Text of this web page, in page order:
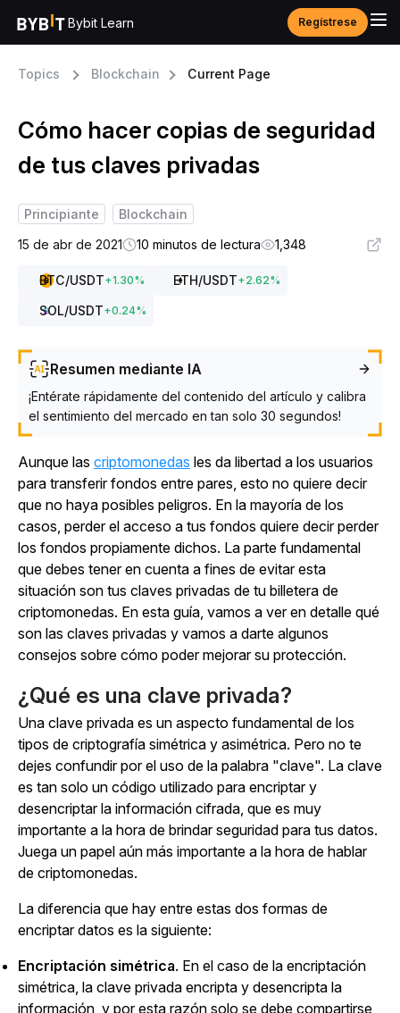
Bybit Learn Regístrese
Topics Blockchain Current Page
Cómo hacer copias de seguridad
de tus claves privadas
Principiante
Blockchain
15 de abr de 2021
10 minutos de lectura 1,348
BTC/USDT+1.30% ETH/USDT+2.62%
SOL/USDT+0.24%
Resumen mediante IA
¡Entérate rápidamente del contenido del artículo y calibra
el sentimiento del mercado en tan solo 30 segundos!
Aunque las criptomonedas les da libertad a los usuarios
para transferir fondos entre pares, esto no quiere decir
que no haya posibles peligros. En la mayoría de los
casos, perder el acceso a tus fondos quiere decir perder
los fondos propiamente dichos. La parte fundamental
que debes tener en cuenta a fines de evitar esta
situación son tus claves privadas de tu billetera de
criptomonedas. En esta guía, vamos a ver en detalle qué
son las claves privadas y vamos a darte algunos
consejos sobre cómo poder mejorar su protección.
¿Qué es una clave privada?
Una clave privada es un aspecto fundamental de los
tipos de criptografía simétrica y asimétrica. Pero no te
dejes confundir por el uso de la palabra "clave". La clave
es tan solo un código utilizado para encriptar y
desencriptar la información cifrada, que es muy
importante a la hora de brindar seguridad para tus datos.
Juega un papel aún más importante a la hora de hablar
de criptomonedas.
La diferencia que hay entre estas dos formas de
encriptar datos es la siguiente:
Encriptación simétrica. En el caso de la encriptación
simétrica, la clave privada encripta y desencripta la
información, y por esta razón solo se debe compartirse